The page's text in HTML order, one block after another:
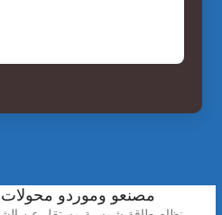
مصنعو وموردو محولات